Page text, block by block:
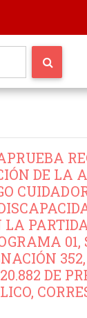
DE LA
LA
01,
DE